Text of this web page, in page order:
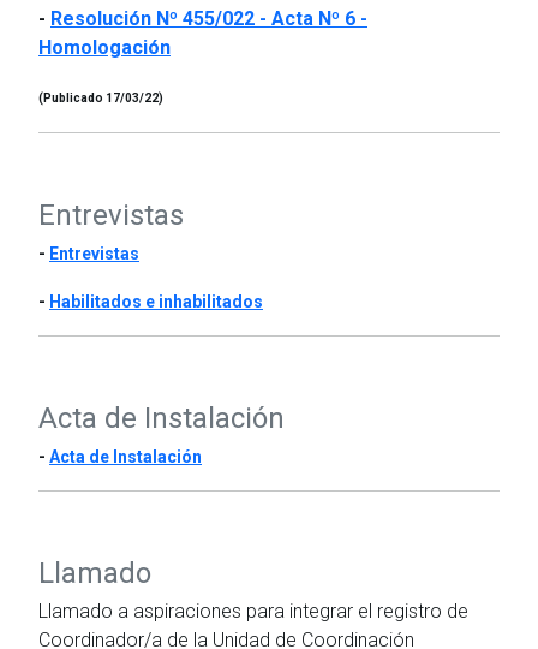
- Resolución Nº 455/022 - Acta Nº 6 -
Homologación
(Publicado 17/03/22)
Entrevistas
- Entrevistas
- Habilitados e inhabilitados
Acta de Instalación
- Acta de Instalación
Llamado
Llamado a aspiraciones para integrar el registro de
Coordinador/a de la Unidad de Coordinación